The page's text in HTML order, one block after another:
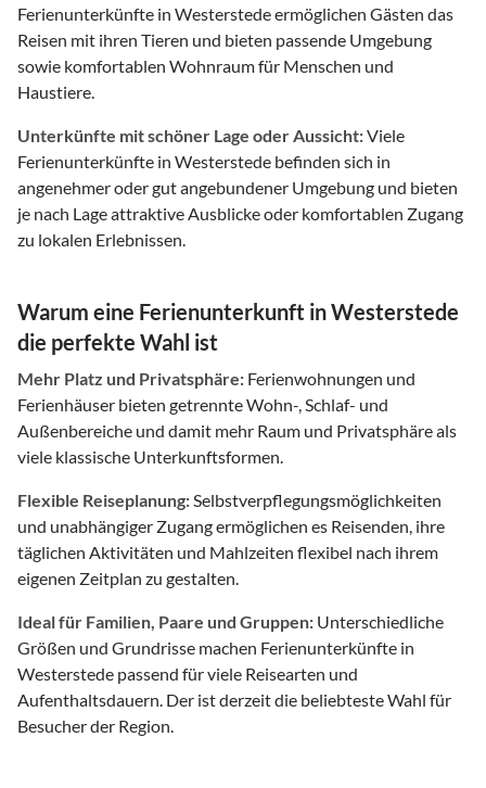
Ferienunterkünfte in Westerstede ermöglichen Gästen das
Reisen mit ihren Tieren und bieten passende Umgebung
sowie komfortablen Wohnraum für Menschen und
Haustiere.
Unterkünfte mit schöner Lage oder Aussicht:Viele
Ferienunterkünfte in Westerstede befinden sich in
angenehmer oder gut angebundener Umgebung und bieten
je nach Lage attraktive Ausblicke oder komfortablen Zugang
zu lokalen Erlebnissen.
Warum eine Ferienunterkunft in Westerstede
die perfekte Wahl ist
Mehr Platz und Privatsphäre: Ferienwohnungen und
Ferienhäuser bieten getrennte Wohn-, Schlaf- und
Außenbereiche und damit mehr Raum und Privatsphäre als
viele klassische Unterkunftsformen.
Flexible Reiseplanung:Selbstverpflegungsmöglichkeiten
und unabhängiger Zugang ermöglichen es Reisenden, ihre
täglichen Aktivitäten und Mahlzeiten flexibel nach ihrem
eigenen Zeitplan zu gestalten.
Ideal für Familien, Paare und Gruppen: Unterschiedliche
Größen und Grundrisse machen Ferienunterkünfte in
Westerstede passend für viele Reisearten und
Aufenthaltsdauern. Der ist derzeit die beliebteste Wahl für
Besucher der Region.